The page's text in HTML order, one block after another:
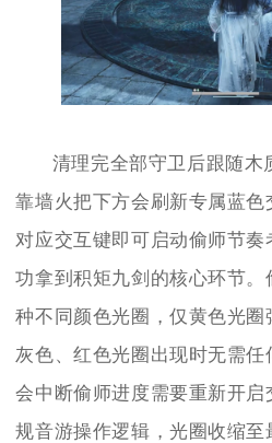
清理完全部守卫后跟随木
靠墙火把下方会刷新专属蓝
对应交互键即可启动偷师节
功拿到积矩九剑的核心环节
种不同颜色光圈，仅黄色光圈
灰色、红色光圈出现时无需
会中断偷师进度需要重新开启
规音游操作逻辑，光圈收缩